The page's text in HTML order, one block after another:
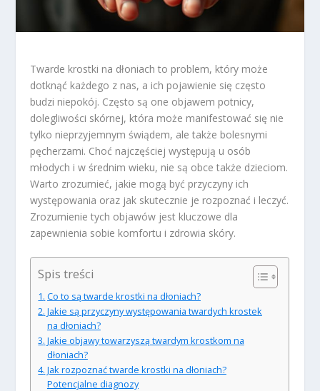
Twarde krostki na dłoniach to problem, który może
dotknąć każdego z nas, a ich pojawienie się często
budzi niepokój. Często są one objawem potnicy,
dolegliwości skórnej, która może manifestować się nie
tylko nieprzyjemnym świądem, ale także bolesnymi
pęcherzami. Choć najczęściej występują u osób
młodych i w średnim wieku, nie są obce także dzieciom.
Warto zrozumieć, jakie mogą być przyczyny ich
występowania oraz jak skutecznie je rozpoznać i leczyć.
Zrozumienie tych objawów jest kluczowe dla
zapewnienia sobie komfortu i zdrowia skóry.
Spis treści
Co to są twarde krostki na dłoniach?
Jakie są przyczyny występowania twardych krostek
na dłoniach?
Jakie objawy towarzyszą twardym krostkom na
dłoniach?
Jak rozpoznać twarde krostki na dłoniach?
Potencjalne diagnozy